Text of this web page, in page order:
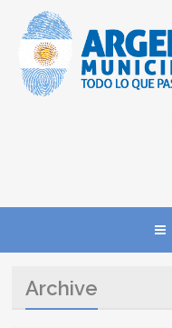
Archive